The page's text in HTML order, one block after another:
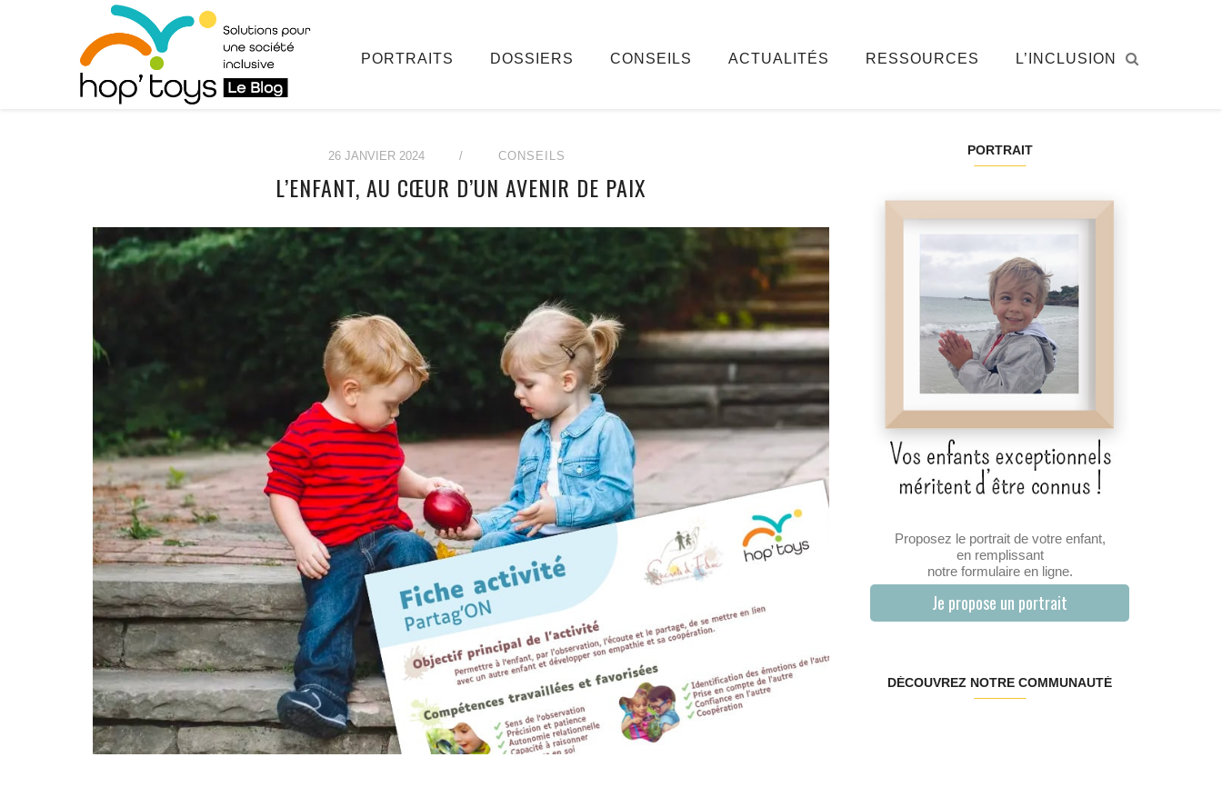
PORTRAITS DOSSIERS CONSEILS ACTUALITÉS RESSOURCES L’INCLUSION
26 JANVIER 2024 / CONSEILS
L’ENFANT, AU CŒUR D’UN AVENIR DE PAIX
PORTRAIT
Proposez le portrait de votre enfant,
en remplissant
notre formulaire en ligne.
Je propose un portrait
DÉCOUVREZ NOTRE COMMUNAUTÉ